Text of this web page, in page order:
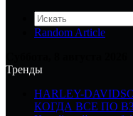
Random Article
Тренды
HARLEY-
КОГДА ВСЕ ПО